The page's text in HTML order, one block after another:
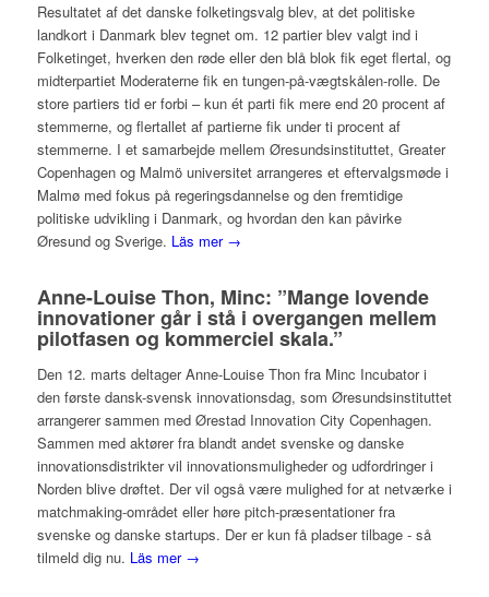
Resultatet af det danske folketingsvalg blev, at det politiske
landkort i Danmark blev tegnet om. 12 partier blev valgt ind i
Folketinget, hverken den røde eller den blå blok fik eget flertal, og
midterpartiet Moderaterne fik en tungen-på-vægtskålen-rolle. De
store partiers tid er forbi – kun ét parti fik mere end 20 procent af
stemmerne, og flertallet af partierne fik under ti procent af
stemmerne. I et samarbejde mellem Øresundsinstituttet, Greater
Copenhagen og Malmö universitet arrangeres et eftervalgsmøde i
Malmø med fokus på regeringsdannelse og den fremtidige
politiske udvikling i Danmark, og hvordan den kan påvirke
Øresund og Sverige. Läs mer →
Anne-Louise Thon, Minc: ”Mange lovende
innovationer går i stå i overgangen mellem
pilotfasen og kommerciel skala.”
Den 12. marts deltager Anne-Louise Thon fra Minc Incubator i
den første dansk-svensk innovationsdag, som Øresundsinstituttet
arrangerer sammen med Ørestad Innovation City Copenhagen.
Sammen med aktører fra blandt andet svenske og danske
innovationsdistrikter vil innovationsmuligheder og udfordringer i
Norden blive drøftet. Der vil også være mulighed for at netværke i
matchmaking-området eller høre pitch-præsentationer fra
svenske og danske startups. Der er kun få pladser tilbage - så
tilmeld dig nu. Läs mer →